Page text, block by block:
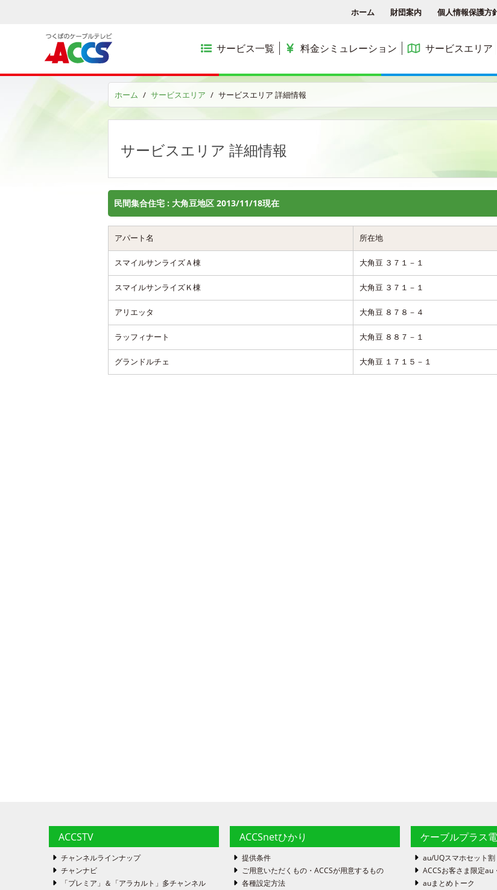
ホーム 財団案内 個人情報保護方
サービス一覧
コミュニティチャンネル
料金シミュレーション サービスエリア
公団・県営住宅
各種手続き
ホーム サービスエリア サービスエリア 詳細情報
サービスエリア 詳細情報
民間集合住宅 : 大角豆地区 2013/11/18現在
アパート名 所在地
スマイルサンライズＡ棟 大角豆 ３７１－１
スマイルサンライズＫ棟 大角豆 ３７１－１
アリエッタ 大角豆 ８７８－４
ラッフィナート 大角豆 ８８７－１
グランドルチェ 大角豆 １７１５－１
ACCSTV
チャンネルラインナップ
チャンナビ
「プレミア」＆「アラカルト」多チャンネル
ACCSnetひかり
提供条件
ご用意いただくもの・ACCSが用意するもの
各種設定方法
ケーブルプラス
au/UQスマホセット割
ACCSお客さま限定au
auまとめトーク